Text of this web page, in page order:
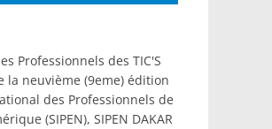
Professionnels des TIC'S
la neuvième (9eme) édition
des Professionnels de
(SIPEN), SIPEN DAKAR